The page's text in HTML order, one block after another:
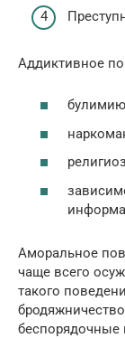
Аддиктивное
Аморальное
чаще всего
такого
беспорядочные